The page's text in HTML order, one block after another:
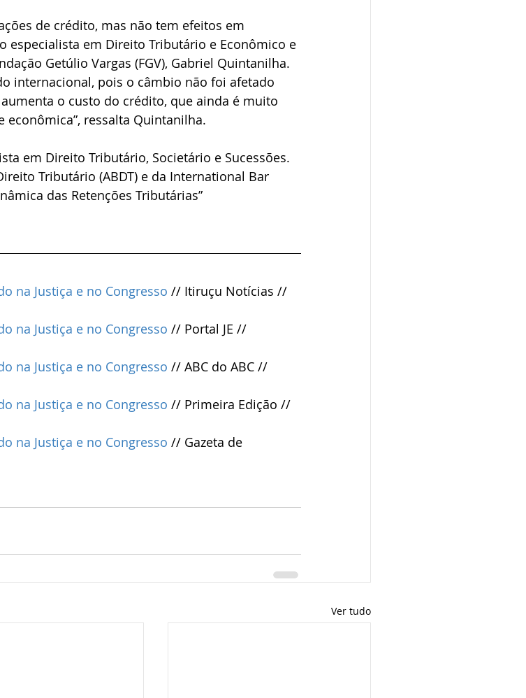
de crédito, mas não tem efeitos em
especialista em Direito Tributário e Econômico e
Getúlio Vargas (FGV), Gabriel Quintanilha.
internacional, pois o câmbio não foi afetado
o custo do crédito, que ainda é muito
ressalta Quintanilha.
em Direito Tributário, Societário e Sucessões.
Tributário (ABDT) e da International Bar
das Retenções Tributárias”
na Justiça e no Congresso // Itiruçu Notícias //
na Justiça e no Congresso // Portal JE //
na Justiça e no Congresso // ABC do ABC //
na Justiça e no Congresso // Primeira Edição //
na Justiça e no Congresso // Gazeta de
Ver tudo